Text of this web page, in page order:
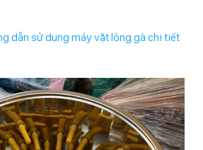
dẫn sử dụng máy vặt lông gà chi tiết